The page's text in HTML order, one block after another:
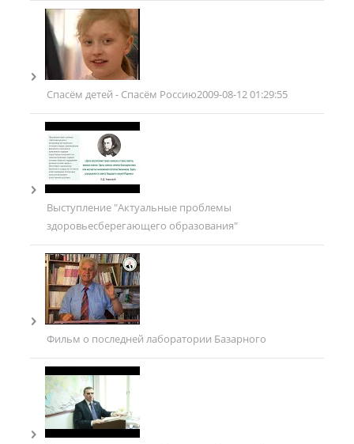
Спасём детей - Спасём Россию2009-08-12 01:29:55
Выступление "Актуальные проблемы
здоровьесберегающего образования"
Фильм о последней лаборатории Базарного